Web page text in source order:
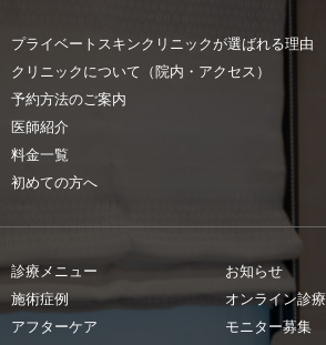
プライベートスキンクリニックが選ばれる理由
クリニックについて（院内・アクセス）
予約方法のご案内
医師紹介
料金一覧
初めての方へ
診療メニュー
施術症例
アフターケア
お知らせ
オンライン診療
モニター募集